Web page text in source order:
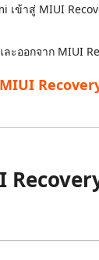
เข้าสู่ MIUI
ละออกจาก MIUI